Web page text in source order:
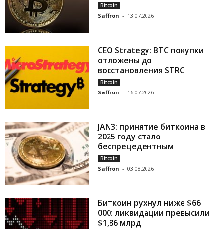
Bitcoin
Saffron - 13.07.2026
CEO Strategy: BTC покупки
отложены до
восстановления STRC
Bitcoin
Saffron - 16.07.2026
JAN3: принятие биткоина в
2025 году стало
беспрецедентным
Bitcoin
Saffron - 03.08.2026
Биткоин рухнул ниже $66
000: ликвидации превысили
$1,86 млрд